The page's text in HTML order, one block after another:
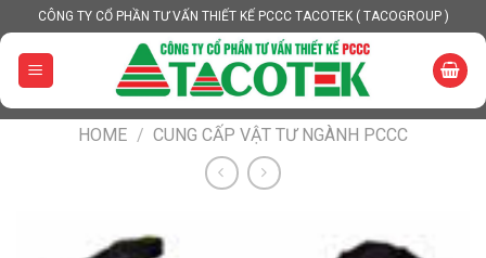
to
content
CÔNG TY CỔ PHẦN TƯ VẤN THIẾT KẾ PCCC TACOTEK ( TACOGROUP )
HOME / CUNG CẤP VẬT TƯ NGÀNH PCCC